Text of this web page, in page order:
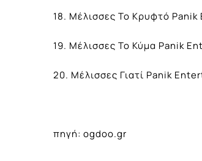
18. Μέλισσες Το Κρυφτό
19. Μέλισσες Το Κύμα Panik
20. Μέλισσες Γιατί Panik
πηγή: ogdoo.gr